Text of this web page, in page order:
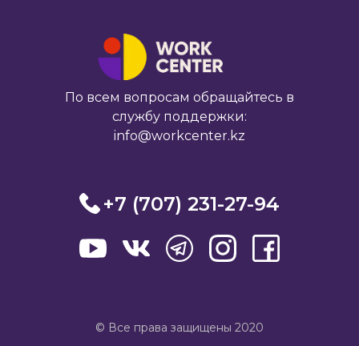
© Все права защищены 2020
По всем вопросам обращайтесь в
службу поддержки:
info@workcenter.kz
+7 (707) 231-27-94